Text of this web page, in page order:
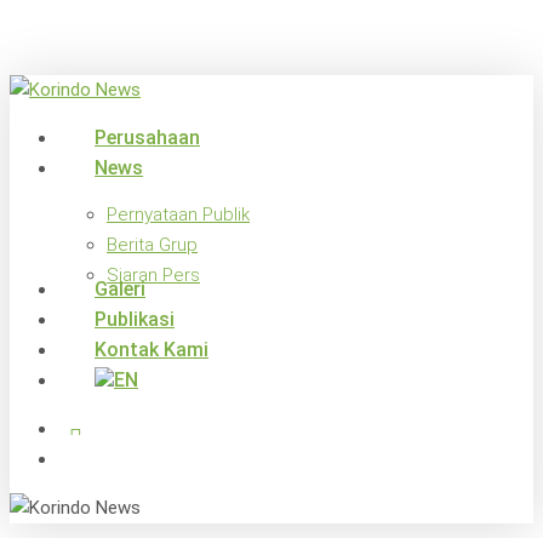
main
search
Menu
Perusahaan
News
Pernyataan Publik
Berita Grup
Siaran Pers
Galeri
Publikasi
Kontak Kami
x-
twitter
facebook